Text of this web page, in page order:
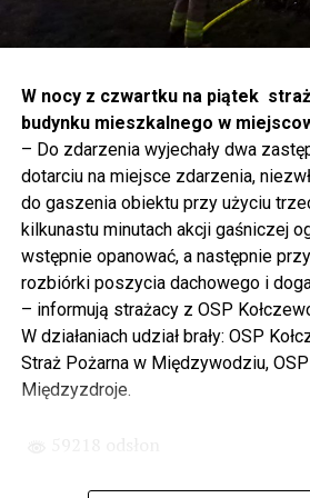
Gdyby nie determinacja rządu
to tunel pod Świną do dzisiaj byłby
projektowania i dyskusji. Ważny
samorządu, ale to rząd PiS podjął
najważniejsze decyzje. Powstał
determinacji rządu najpierw Pani
a następnie Pana Premiera
Chciałbym podziękować Panu
osobiście pilnował powstania tej
się, że turyści również korzystają z
że wśród tych 4 milionów
przejechały już otwartym tunelem
przyjechało tutaj do nas tak wielu
– powiedział Wiceprezes PiS
zainwestowano ogromne pieniądze
W nocy z czwartku na piątek
budynku mieszkalnego w
– Do zdarzenia wyjechały dwa
dotarciu na miejsce zdarzenia,
do gaszenia obiektu przy użyciu
kilkunastu minutach akcji gaśniczej
wstępnie opanować, a następnie
rozbiórki poszycia dachowego i
– informują strażacy z OSP
W działaniach udział brały: OSP
Straż Pożarna w Międzywodziu,
Międzyzdroje.